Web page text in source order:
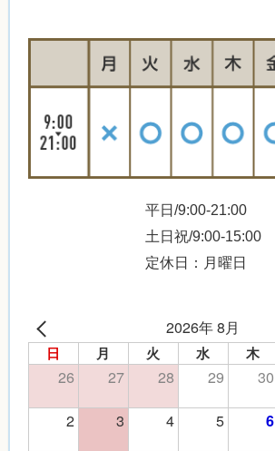
平日/9:00-21:00
土日祝/9:00-15:00
定休日：月曜日
2026年 8月
日 月 火 水 木
26 27 28 29 30
2
3 4 5 6